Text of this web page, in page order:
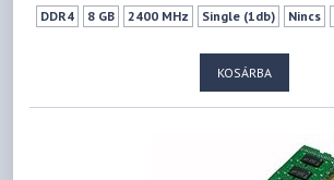
DDR4 8 GB 2400 MHz Single (1db) Nincs
KOSÁRBA